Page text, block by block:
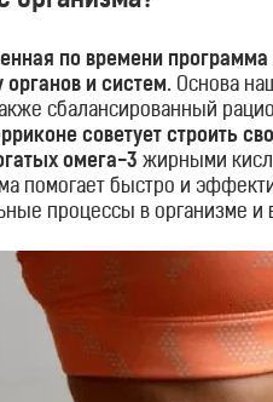
по времени
и систем. Основа
сбалансированный
советует строить
омега-3 жирными
помогает быстро и
процессы в организме и